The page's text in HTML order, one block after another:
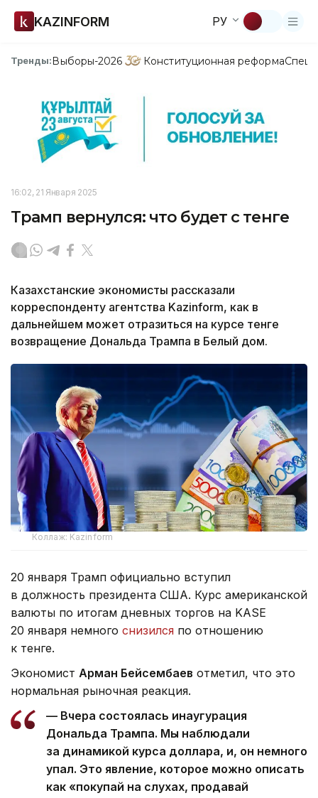
KAZINFORM РУ
Тренды:Выборы-2026 Конституционная реформа
16:02, 21 Января 2025
Трамп вернулся: что будет с тенге
Казахстанские экономисты рассказали
корреспонденту агентства Kazinform, как в
дальнейшем может отразиться на курсе тенге
возвращение Дональда Трампа в Белый дом.
Коллаж: Kazinform
20 января Трамп официально вступил
в должность президента США. Курс американской
валюты по итогам дневных торгов на KASE
20 января немного снизился по отношению
к тенге.
Экономист Арман Бейсембаев отметил, что это
нормальная рыночная реакция.
— Вчера состоялась инаугурация
Дональда Трампа. Мы наблюдали
за динамикой курса доллара, и, он немного
упал. Это явление, которое можно описать
как «покупай на слухах, продавай